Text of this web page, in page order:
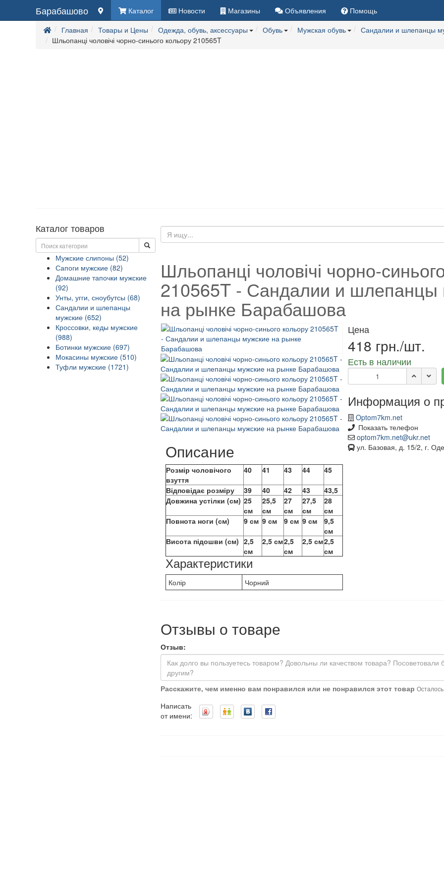
Барабашово Каталог Новости Магазины Объявления
Помощь
Главная
Товары и Цены Одежда, обувь, аксессуары Обувь Мужская обувь
Сандалии и шлепанцы
Шльопанці чоловічі чорно-синього кольору 210565T
Шльопанці чоловічі чорно-
210565T - Сандалии и шлепанцы
на рынке Барабашова
Описание
Розмір чоловічого
взуття
40 41 43 44 45
Відповідає розміру 39 40 42 43
43,5
Довжина устілки (см) 25
см
25,5
см
27
см
27,5
см
28
см
Повнота ноги (см)
9 см 9 см 9 см 9 см
9,5
см
Висота підошви (см) 2,5
см
2,5 см2,5
см
2,5 см2,5
см
Характеристики
Колір Чорний
Цена
418 грн./шт.
Есть в наличии
Информация о
Optom7km.net
Показать телефон
optom7km.net@ukr.net
ул. Базовая, д. 15/2, г.
Отзывы о товаре
Отзыв:
Расскажите, чем именно вам понравился или не понравился этот товар
Написать
от имени:
Каталог товаров
Мужские слипоны (52)
Сапоги мужские (82)
Домашние тапочки мужские
(92)
Унты, угги, сноубутсы (68)
Сандалии и шлепанцы
мужские (652)
Кроссовки, кеды мужские
(988)
Ботинки мужские (697)
Мокасины мужские (510)
Туфли мужские (1721)